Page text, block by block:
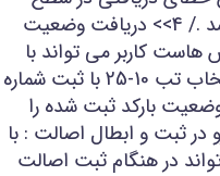
سرویس هاست قابل مشاهده می باشد ./ 4>> دریافت وضعیت
کاربر می تواند با
مراجعه به منوی تنظیمات سیستم و انتخاب تب 10-25 با ثبت شماره
وضعیت بارکد ثبت شده را
دز دارو در ثبت و ابطال اصالت : با
در هنگام ثبت اصالت